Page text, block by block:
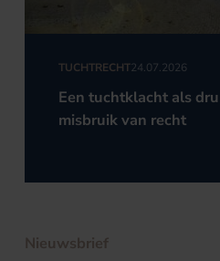
TUCHTRECHT24.07.2026
Een tuchtklacht als
misbruik van recht
Nieuwsbrief